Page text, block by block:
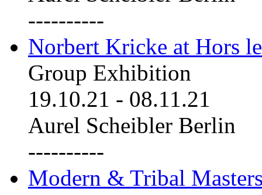
----------
Norbert Kricke at Hors
Group Exhibition
19.10.21 - 08.11.21
Aurel Scheibler Berlin
----------
Modern & Tribal